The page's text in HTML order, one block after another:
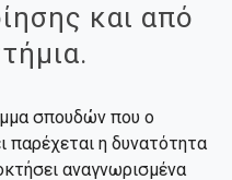
και από
σπουδών που ο
παρέχεται η δυνατότητα
αναγνωρισμένα